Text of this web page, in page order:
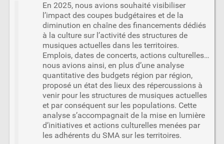
En 2025, nous avions souhaité visibiliser
l’impact des coupes budgétaires et de la
diminution en chaîne des financements dédiés
à la culture sur l’activité des structures de
musiques actuelles dans les territoires.
Emplois, dates de concerts, actions culturelles…
nous avions ainsi, en plus d’une analyse
quantitative des budgets région par région,
proposé un état des lieux des répercussions à
venir pour les structures de musiques actuelles
et par conséquent sur les populations. Cette
analyse s’accompagnait de la mise en lumière
d’initiatives et actions culturelles menées par
les adhérents du SMA sur les territoires.